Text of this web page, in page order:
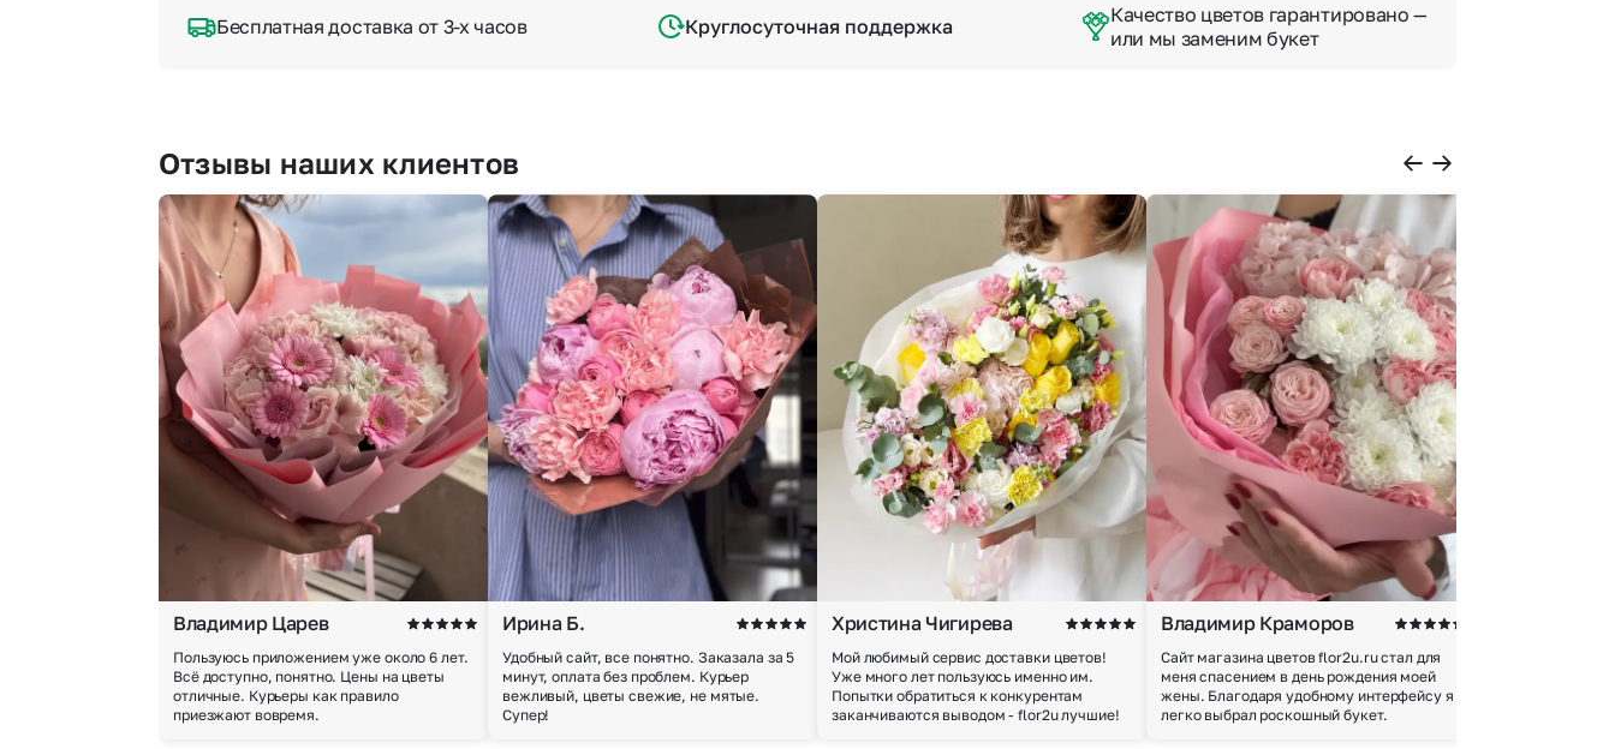
Бесплатная доставка от 3-х часов
Качество цветов гарантировано —
или мы заменим букет
Круглосуточная поддержка
Отзывы наших клиентов
Владимир Царев
Пользуюсь приложением уже около 6 лет.
Всё доступно, понятно. Цены на цветы
отличные. Курьеры как правило
приезжают вовремя.
Ирина Б.
Удобный сайт, все понятно. Заказала за 5
минут, оплата без проблем. Курьер
вежливый, цветы свежие, не мятые.
Супер!
Христина Чигирева
Мой любимый сервис доставки цветов!
Уже много лет пользуюсь именно им.
Попытки обратиться к конкурентам
заканчиваются выводом - flor2u лучшие!
Владимир Краморов
Сайт магазина цветов flor2u.ru стал для
меня спасением в день рождения моей
жены. Благодаря удобному интерфейсу я
легко выбрал роскошный букет.